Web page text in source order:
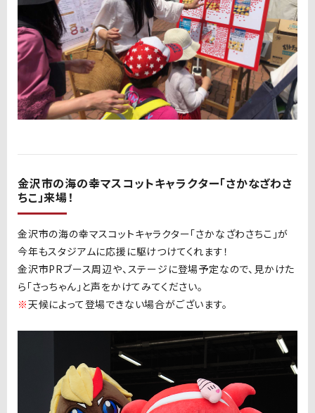
金沢市の海の幸マスコットキャラクター「さかなざわさ
ちこ」来場！
金沢市の海の幸マスコットキャラクター「さかなざわさちこ」が
今年もスタジアムに応援に駆けつけてくれます！
金沢市PRブース周辺や、ステージに登場予定なので、見かけた
ら「さっちゃん」と声をかけてみてください。
※天候によって登場できない場合がございます。